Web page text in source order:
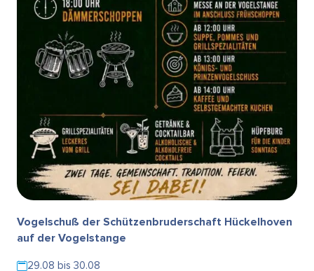
Vogelschuß der Schützenbruderschaft Hückelhoven
auf der Vogelstange
29.08 bis 30.08